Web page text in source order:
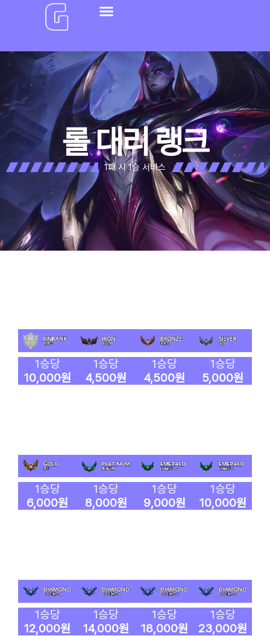
롤 대리 랭크
1패 시 1승 서비스
1승당
10,000원
1승당
4,500원
1승당
4,500원
1승당
5,000원
1승당
6,000원
1승당
8,000원
1승당
9,000원
1승당
10,000원
1승당
12,000원
1승당
14,000원
1승당
18,000원
1승당
23,000원